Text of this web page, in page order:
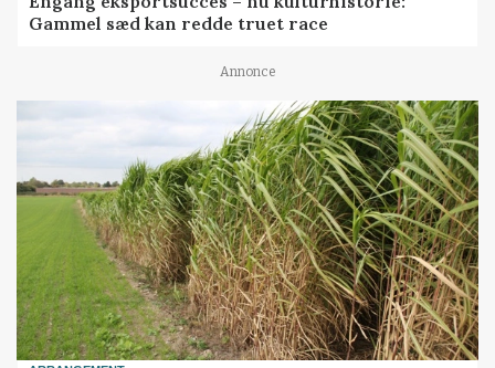
Gammel sæd kan redde truet race
Annonce